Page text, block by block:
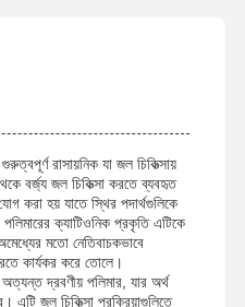
রাসায়নিক যা জল চিকিত্সায়
বর্জ্য জল চিকিত্সা করতে ব্যবহৃত
করা হয় যাতে স্থির পদার্থগুলিকে
ক্যাটিওনিক প্রকৃতি এটিকে
মতো নেতিবাচকভাবে
কার্যকর করে তোলে।
দ্রবণীয় পলিমার, যার অর্থ
এটি জল চিকিত্সা প্রক্রিয়াগুলিতে